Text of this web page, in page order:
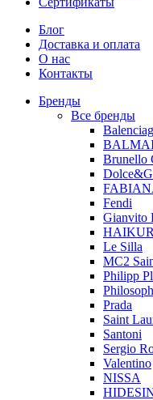
Блог
Доставка и оплата
О нас
Контакты
Бренды
Все бренды
Brunello
Fendi
Gianvito
Le Silla
MC2
Philipp
Prada
Saint
Santoni
Sergio
Valentino
NISSA